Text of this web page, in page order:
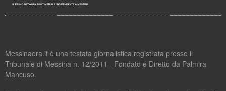
Messinaora.it è una testata giornalistica registrata presso il
Tribunale di Messina n. 12/2011 - Fondato e Diretto da Palmira
Mancuso.